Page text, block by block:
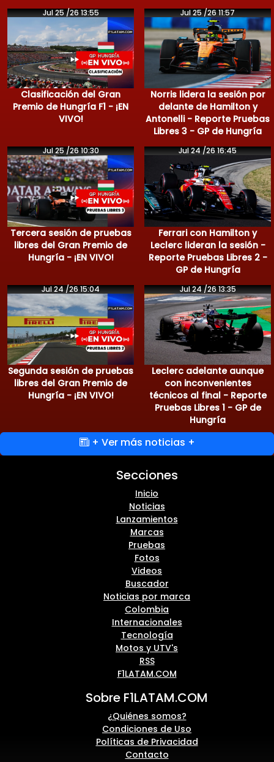
Jul 25 /26 13:55
Clasificación del Gran
Premio de Hungría F1 - ¡EN
VIVO!
Jul 25 /26 11:57
Norris lidera la sesión por
delante de Hamilton y
Antonelli - Reporte Pruebas
Libres 3 - GP de Hungría
Jul 25 /26 10:30
Tercera sesión de pruebas
libres del Gran Premio de
Hungría - ¡EN VIVO!
Jul 24 /26 16:45
Ferrari con Hamilton y
Leclerc lideran la sesión -
Reporte Pruebas Libres 2 -
GP de Hungría
Jul 24 /26 15:04
Segunda sesión de pruebas
libres del Gran Premio de
Hungría - ¡EN VIVO!
Jul 24 /26 13:35
Leclerc adelante aunque
con inconvenientes
técnicos al final - Reporte
Pruebas Libres 1 - GP de
Hungría
+ Ver más noticias +
Secciones
Inicio
Noticias
Lanzamientos
Marcas
Pruebas
Fotos
Videos
Buscador
Noticias por marca
Colombia
Internacionales
Tecnología
Motos y UTV's
RSS
F1LATAM.COM
Sobre F1LATAM.COM
¿Quiénes somos?
Condiciones de Uso
Políticas de Privacidad
Contacto